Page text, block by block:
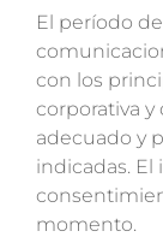
El período
con los
corporativa y
adecuado y
indicadas. El
momento.